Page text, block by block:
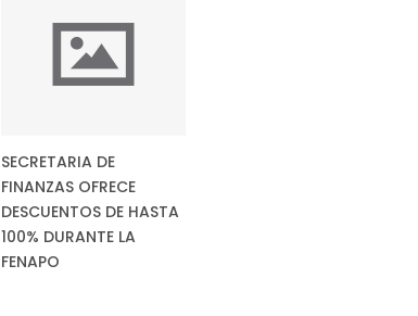
SECRETARIA DE
FINANZAS OFRECE
DESCUENTOS DE HASTA
100% DURANTE LA
FENAPO